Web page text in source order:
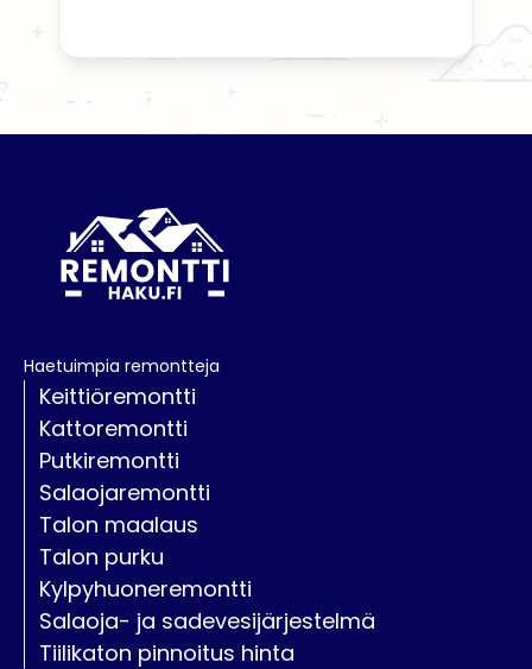
Haetuimpia remontteja
Keittiöremontti
Kattoremontti
Putkiremontti
Salaojaremontti
Talon maalaus
Talon purku
Kylpyhuoneremontti
Salaoja- ja sadevesijärjestelmä
Tiilikaton pinnoitus hinta